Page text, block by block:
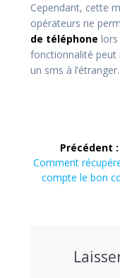
Cependant, cette
opérateurs ne
de téléphone lors
fonctionnalité peut
un sms à l’étranger.
de
l’article
Précédent :
Article
précédent
Comment
compte le bon